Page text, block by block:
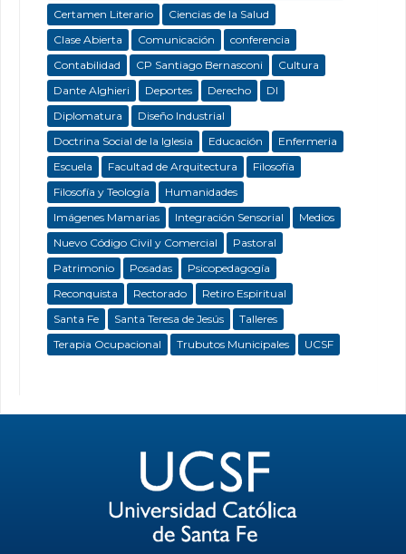
Certamen Literario
Ciencias de la Salud
Clase Abierta
Comunicación
conferencia
Contabilidad
CP Santiago Bernasconi
Cultura
Dante Alghieri
Deportes Derecho
DI
Diplomatura
Diseño Industrial
Doctrina Social de la Iglesia
Educación
Enfermeria
Escuela
Facultad de Arquitectura
Filosofía
Filosofía y Teología
Humanidades
Imágenes Mamarias
Integración Sensorial
Medios
Nuevo Código Civil y Comercial
Pastoral
Patrimonio
Posadas
Psicopedagogía
Reconquista
Rectorado
Retiro Espiritual
Santa Fe
Santa Teresa de Jesús
Talleres
Terapia Ocupacional
Trubutos Municipales UCSF